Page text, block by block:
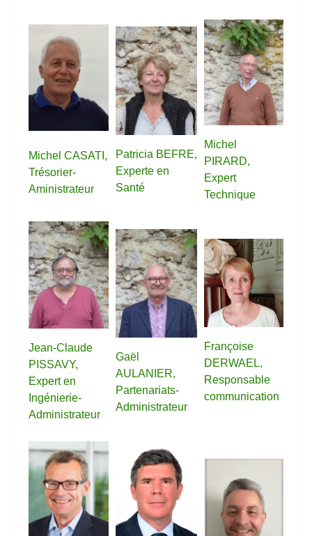
Michel CASATI,
Trésorier-
Aministrateur
Patricia BEFRE,
Experte en
Santé
Michel
PIRARD,
Expert
Technique
Jean-Claude
PISSAVY,
Expert en
Ingénierie-
Administrateur
Gaël
AULANIER,
Partenariats-
Administrateur
Françoise
DERWAEL,
Responsable
communication